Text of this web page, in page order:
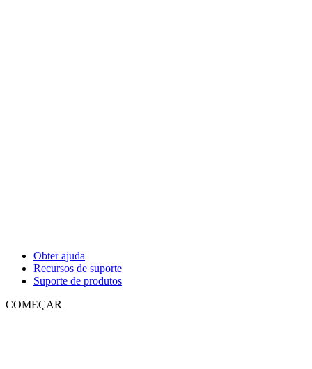
Obter ajuda
Recursos de suporte
Suporte de produtos
COMEÇAR